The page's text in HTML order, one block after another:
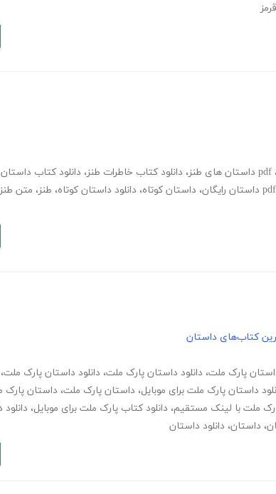
pdf داستان های طنز ، دانلود کتاب خاطرات طنز، دانلود کتاب
pdf داستان رایگان ، داستان کوتاه، دانلود داستان کوتاه، طنز، متن طنز
کتاب‌های داستان
داستان پارک ملت، دانلود داستان پارک ملت، دانلود داستان پارک ملت،
داستان پارک ملت برای موبایل، داستان پارک ملت، داستان پارک
ملت با لینک مستقیم، دانلود کتاب پارک ملت برای موبایل،
، داستان، دانلود داستان